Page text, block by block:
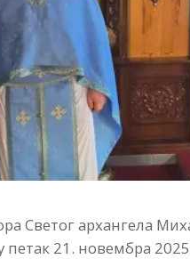
Светог архангела
петак 21. новембра